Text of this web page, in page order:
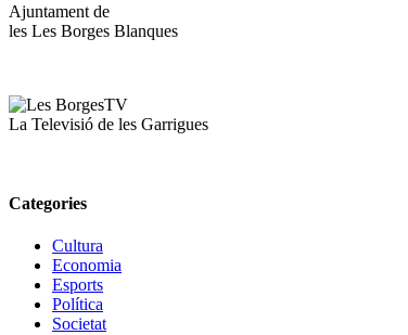
Ajuntament de
les Les Borges Blanques
La Televisió de les Garrigues
Categories
Cultura
Economia
Esports
Política
Societat